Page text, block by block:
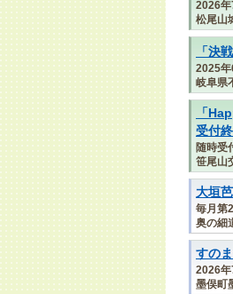
2026年
松尾山
「決
2025年
岐阜県
「
受付
随時受
笹尾山
大垣
毎月第
奥の細
すの
2026
墨俣町